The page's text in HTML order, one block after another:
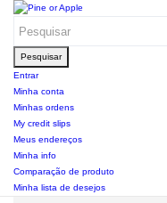
Pesquisar
Entrar
Minha conta
Minhas ordens
My credit slips
Meus endereços
Minha info
Comparação de produto
Minha lista de desejos